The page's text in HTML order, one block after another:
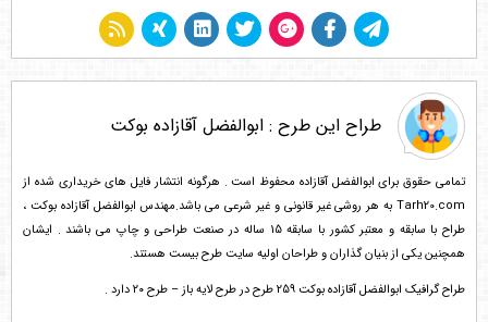
طراح این طرح : ابوالفضل آقازاده بوکت
تمامی حقوق برای ابوالفضل آقازاده محفوظ است . هرگونه انتشار فایل های خریداری شده از
Tarh20.com به هر روشی غیر قانونی و غیر شرعی می باشد.مهندس ابوالفضل آقازاده بوکت ،
طراح با سابقه و معتبر کشور با سابقه 15 ساله در صنعت طراحی و چاپ می باشند . ایشان
همچنین یکی از بنیان گذاران و طراحان اولیه سایت طرح بیست هستند.
طراح گرافیک ابوالفضل آقازاده بوکت 259 طرح در طرح لایه باز – طرح ۲۰ دارد .